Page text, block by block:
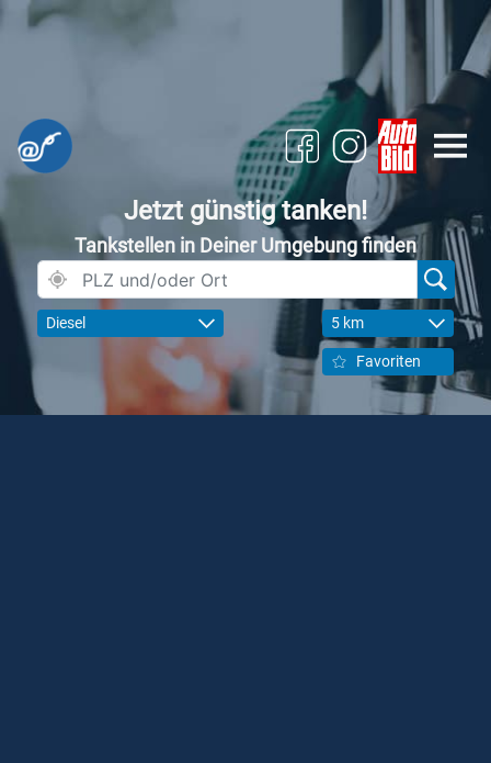
Jetzt günstig tanken!
Tankstellen in Deiner Umgebung finden
Diesel 5 km
Favoriten